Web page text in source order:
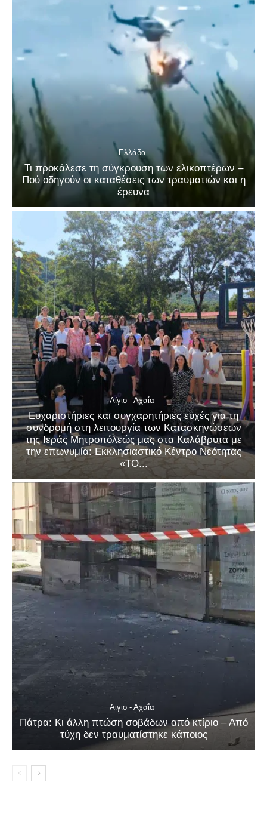
Ελλάδα
Τι προκάλεσε τη σύγκρουση των ελικοπτέρων –
Πού οδηγούν οι καταθέσεις των τραυματιών και η
έρευνα
Αίγιο - Αχαΐα
Ευχαριστήριες και συγχαρητήριες ευχές για τη
συνδρομή στη λειτουργία των Κατασκηνώσεων
της Ιεράς Μητροπόλεώς μας στα Καλάβρυτα με
την επωνυμία: Εκκλησιαστικό Κέντρο Νεότητας
«ΤΟ...
Αίγιο - Αχαΐα
Πάτρα: Κι άλλη πτώση σοβάδων από κτίριο – Από
τύχη δεν τραυματίστηκε κάποιος